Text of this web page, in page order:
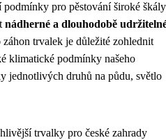
podmínky pro pěstování široké škály
nádherné a dlouhodobě
trvalek je důležité zohlednit
klimatické podmínky našeho
jednotlivých druhů na půdu, světlo
trvalky pro české zahrady